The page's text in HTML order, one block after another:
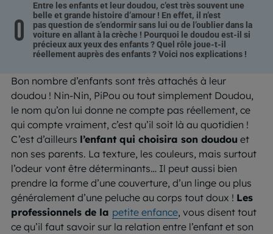
Entre les enfants et leur doudou, c’est très souvent une
belle et grande histoire d’amour ! En effet, il n’est
pas question de s’endormir sans lui ou de l’oublier dans la
voiture en allant à la crèche ! Pourquoi le doudou est-il si
précieux aux yeux des enfants ? Quel rôle joue-t-il
réellement auprès des enfants ? Voici nos explications !
Bon nombre d’enfants sont très attachés à leur
doudou ! Nin-Nin, PiPou ou tout simplement Doudou,
le nom qu’on lui donne ne compte pas réellement, ce
qui compte vraiment, c’est qu’il soit là au quotidien !
C’est d’ailleurs l’enfant qui choisira son doudou et
non ses parents. La texture, les couleurs, mais surtout
l’odeur vont être déterminants… Il peut aussi bien
prendre la forme d’une couverture, d’un linge ou plus
généralement d’une peluche au corps tout doux ! Les
professionnels de la petite enfance, vous disent tout
ce qu’il faut savoir sur la relation entre l’enfant et son